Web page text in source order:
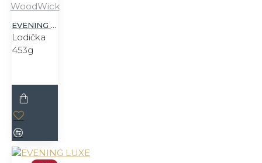
WoodWick
EVENING LUXE
Lodička
453g